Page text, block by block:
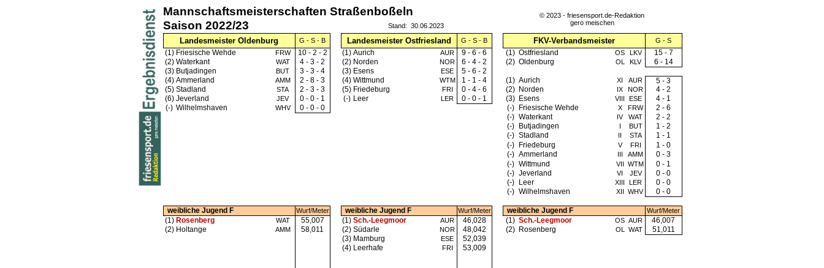
Mannschaftsmeisterschaften Straßenboßeln © 2023 - friesensport.de-Redaktion
Saison 2022/23 Stand: 30.06.2023 gero meischen
Landesmeister Oldenburg G - S - B Landesmeister Ostfriesland G - S - B FKV-Verbandsmeister G - S
(1) Friesische Wehde FRW 10 - 2 - 2 (1) Aurich AUR 9 - 6 - 6 (1) Ostfriesland OS LKV
15 - 7
(2) Waterkant WAT 4 - 3 - 2 (2) Norden NOR 6 - 4 - 2 (2) Oldenburg OL KLV
6 - 14
(3) Butjadingen BUT 3 - 3 - 4 (3) Esens ESE
5 - 6 - 2
(4) Ammerland AMM 2 - 8 - 3 (4) Wittmund WTM 1 - 1 - 4 (1) Aurich XI AUR
5 - 3
(5) Stadland STA 2 - 3 - 3 (5) Friedeburg FRI 0 - 4 - 6 (2) Norden IX NOR
4 - 2
(6) Jeverland JEV 0 - 0 - 1 (-) Leer LER 0 - 0 - 1 (3) Esens VIII ESE
4 - 1
(-) Wilhelmshaven WHV 0 - 0 - 0 (-) Friesische Wehde X FRW
2 - 6
(-) Waterkant IV WAT
2 - 2
(-)
Butjadingen I BUT
1 - 2
(-) Stadland II STA
1 - 1
(-)
Friedeburg V FRI
1 - 0
(-) Ammerland III AMM
0 - 3
(-) Wittmund VII WTM
0 - 1
(-) Jeverland VI JEV
0 - 0
(-)
Leer XIII LER
0 - 0
(-) Wilhelmshaven XII WHV 0 - 0
weibliche Jugend F Wurf/Meter weibliche Jugend F Wurf/Meter weibliche Jugend F Wurf/Meter
(1) Rosenberg WAT 55,007 (1) Sch.-Leegmoor AUR 46,028 (1) Sch.-Leegmoor OS AUR
46,007
(2) Holtange AMM 58,011 (2) Südarle NOR 48,042 (2) Rosenberg OL WAT
51,011
(3) Mamburg ESE
52,039
(4) Leerhafe FRI 53,009